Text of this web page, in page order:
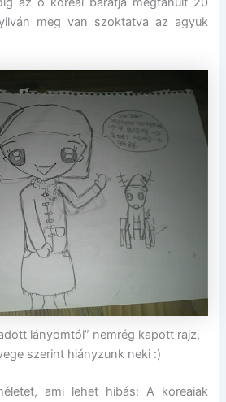
meg van szoktatva az agyuk
lányomtól” nemrég kapott rajz,
szerint hiányzunk neki :)
ami lehet hibás: A koreaiak